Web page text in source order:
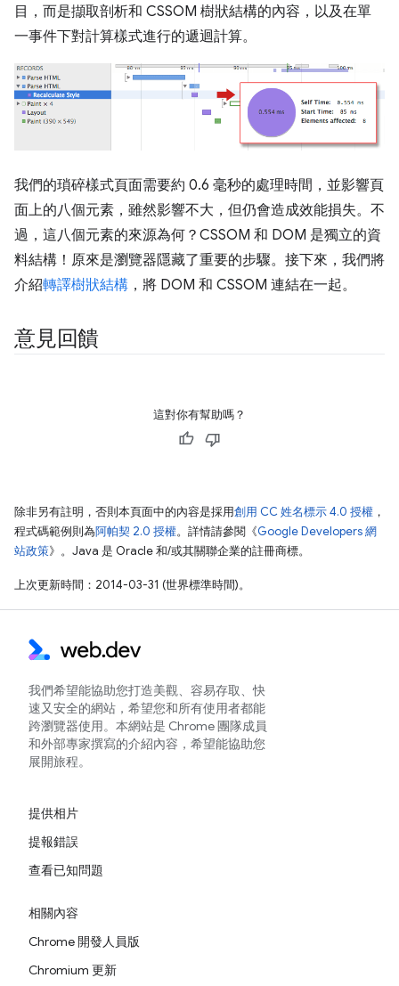
目，而是擷取剖析和 CSSOM 樹狀結構的內容，以及在單
一事件下對計算樣式進行的遞迴計算。
我們的瑣碎樣式頁面需要約 0.6 毫秒的處理時間，並影響頁
面上的八個元素，雖然影響不大，但仍會造成效能損失。不
過，這八個元素的來源為何？CSSOM 和 DOM 是獨立的資
料結構！原來是瀏覽器隱藏了重要的步驟。接下來，我們將
介紹轉譯樹狀結構 ，將 DOM 和 CSSOM 連結在一起。
意見回饋
這對你有幫助嗎？
除非另有註明，否則本頁面中的內容是採用創用 CC 姓名標示 4.0 授權 ，
程式碼範例則為阿帕契 2.0 授權。詳情請參閱《Google Developers 網
站政策》。Java 是 Oracle 和/或其關聯企業的註冊商標。
上次更新時間：2014-03-31 (世界標準時間)。
我們希望能協助您打造美觀、容易存取、快
速又安全的網站，希望您和所有使用者都能
跨瀏覽器使用。本網站是 Chrome 團隊成員
和外部專家撰寫的介紹內容，希望能協助您
展開旅程。
提供相片
提報錯誤
查看已知問題
相關內容
Chrome 開發人員版
Chromium 更新